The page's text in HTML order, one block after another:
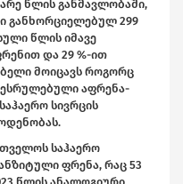
წლის განმავლობაში,
განხორციელებულ 299
წლის იმავე
და 29 %-ით
მოიცავს როგორც
აფრენა-
სივრცის
საჰაერო
ფრენა, რაც 53